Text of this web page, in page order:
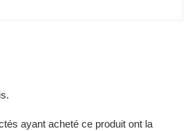
ayant acheté ce produit ont la